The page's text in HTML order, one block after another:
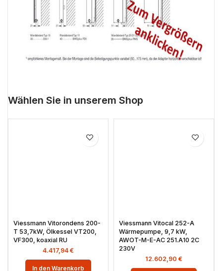
Wählen Sie in unserem Shop
Viessmann Vitorondens 200-
T 53,7kW, Ölkessel VT200,
VF300, koaxial RU
4.417,94 €
In den Warenkorb
Viessmann Vitocal 252-A
Wärmepumpe, 9,7 kW,
AWOT-M-E-AC 251.A10 2C
230V
12.602,90 €